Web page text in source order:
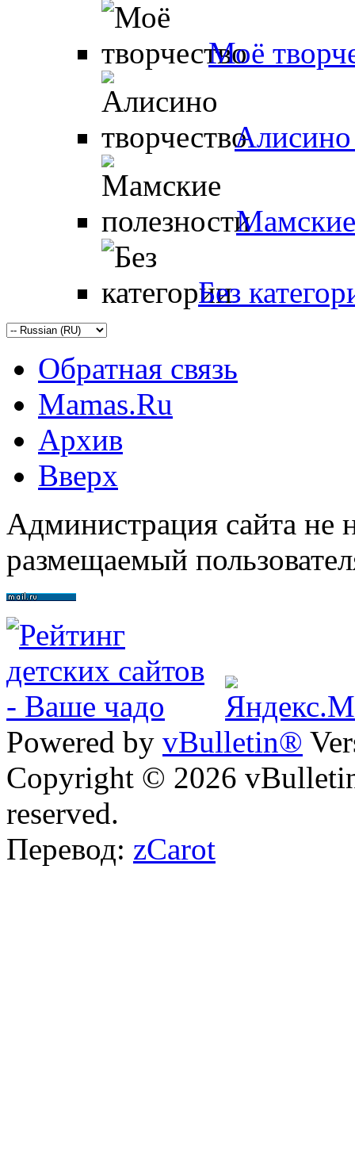
Моё
Алисино
Без
Обратная связь
Mamas.Ru
Архив
Вверх
Администрация сайта не
размещаемый
Powered by vBulletin®
Copyright © 2026
reserved.
Перевод: zCarot